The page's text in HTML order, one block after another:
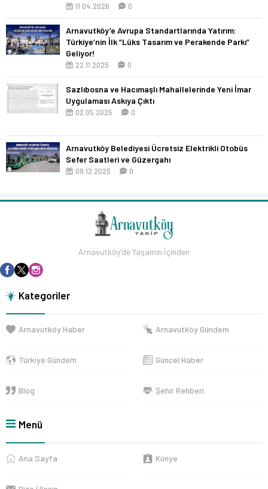
11.04.2026 0
Arnavutköy’e Avrupa Standartlarında Yatırım:
Türkiye’nin İlk “Lüks Tasarım ve Perakende Parkı”
Geliyor!
22.11.2025 0
Sazlıbosna ve Hacımaşlı Mahallelerinde Yeni İmar
Uygulaması Askıya Çıktı
02.05.2025 0
Arnavutköy Belediyesi Ücretsiz Elektrikli Otobüs
Sefer Saatleri ve Güzergahı
09.12.2025 0
Arnavutköy'de Yaşamın İçinden
Kategoriler
Arnavutköy Haber Arnavutköy Gündem
Türkiye Gündem Güncel Haber
Blog Şehir Rehberi
Menü
Ana Sayfa Künye